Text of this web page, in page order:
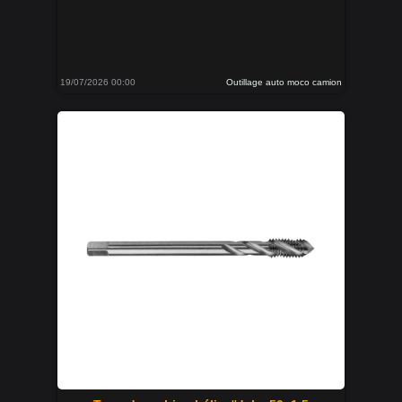
19/07/2026 00:00 Outillage auto moco camion